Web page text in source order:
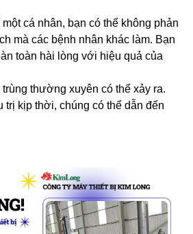
cá nhân, bạn có thể không phản
mà các bệnh nhân khác làm. Bạn
toàn hài lòng với hiệu quả của
trùng thường xuyên có thể xảy ra.
trị kịp thời, chúng có thể dẫn đến